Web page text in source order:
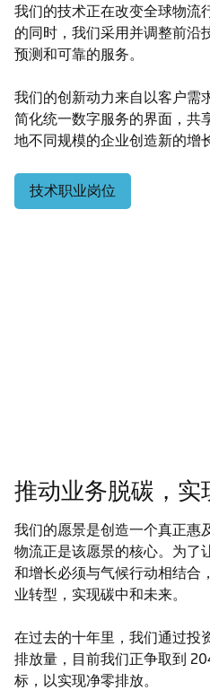
我们的技术正在改变全球物流
的同时，我们采用并调整前沿
预测和可靠的服务。
我们的创新动力来自以客户需
简化统一数字服务的界面，共
地不同规模的企业创造新的增
技术职业岗位
推动业务脱碳，实
我们的愿景是创造一个真正惠
物流正是该愿景的核心。为了
和增长必须与气候行动相结合
业转型，实现碳中和未来。
在过去的十年里，我们通过投
排放量，目前我们正争取到
标，以实现净零排放。